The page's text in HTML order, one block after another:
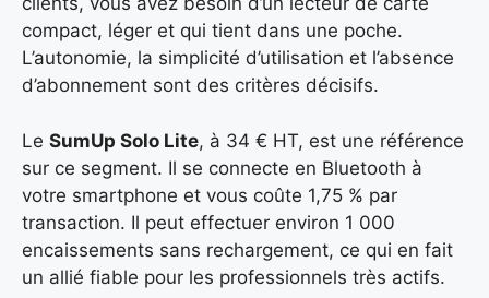
compact, léger et qui tient dans une poche.
L’autonomie, la simplicité d’utilisation et l’absence
d’abonnement sont des critères décisifs.
Le SumUp Solo Lite, à 34 € HT, est une référence
sur ce segment. Il se connecte en Bluetooth à
votre smartphone et vous coûte 1,75 % par
transaction. Il peut effectuer environ 1 000
encaissements sans rechargement, ce qui en fait
un allié fiable pour les professionnels très actifs.